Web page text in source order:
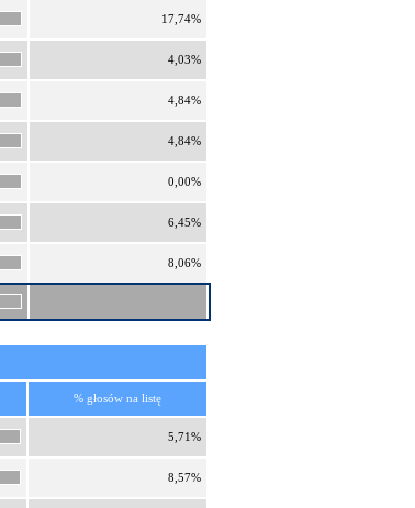
17,74%
4,03%
4,84%
4,84%
0,00%
6,45%
8,06%
% głosów na listę
5,71%
8,57%